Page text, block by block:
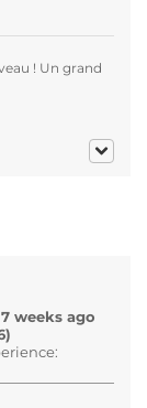
! Un grand
weeks ago